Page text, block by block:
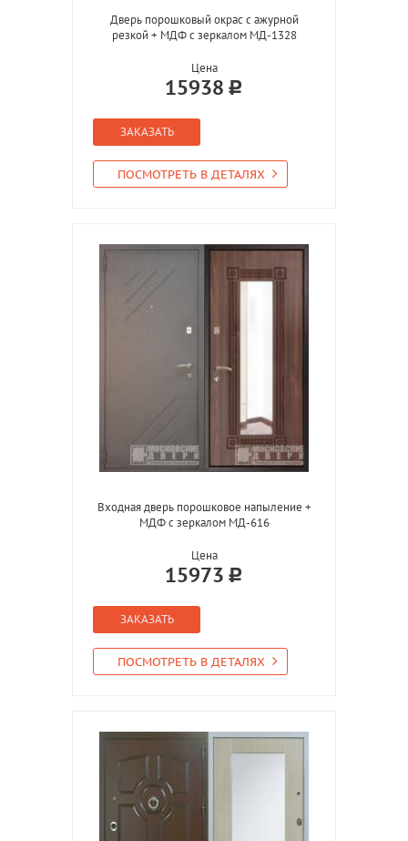
Дверь порошковый окрас с ажурной
резкой + МДФ с зеркалом МД-1328
Цена
15938
ЗАКАЗАТЬ
ПОСМОТРЕТЬ В ДЕТАЛЯХ
Входная дверь порошковое напыление +
МДФ с зеркалом МД-616
Цена
15973
ЗАКАЗАТЬ
ПОСМОТРЕТЬ В ДЕТАЛЯХ